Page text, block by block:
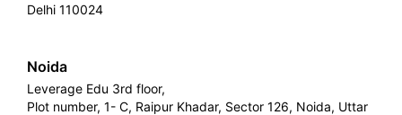
Delhi 110024
Noida
Leverage Edu 3rd floor,
Plot number, 1- C, Raipur Khadar, Sector 126, Noida, Uttar